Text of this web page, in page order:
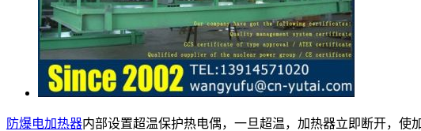
防爆电加热器内部设置超温保护热电偶，一旦超温，加热器立即断开，